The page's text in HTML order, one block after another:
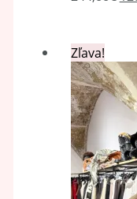
Zľava!